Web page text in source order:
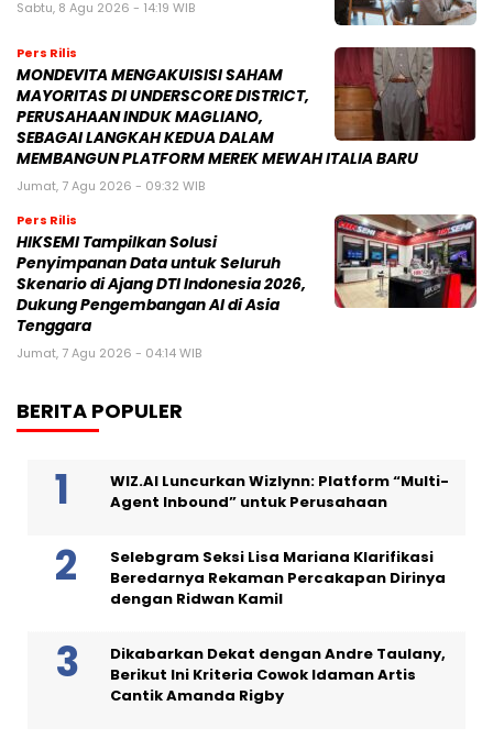
Sabtu, 8 Agu 2026 - 14:19 WIB
Pers Rilis
MONDEVITA MENGAKUISISI SAHAM
MAYORITAS DI UNDERSCORE DISTRICT,
PERUSAHAAN INDUK MAGLIANO,
SEBAGAI LANGKAH KEDUA DALAM
MEMBANGUN PLATFORM MEREK MEWAH ITALIA BARU
Jumat, 7 Agu 2026 - 09:32 WIB
Pers Rilis
HIKSEMI Tampilkan Solusi
Penyimpanan Data untuk Seluruh
Skenario di Ajang DTI Indonesia 2026,
Dukung Pengembangan AI di Asia
Tenggara
Jumat, 7 Agu 2026 - 04:14 WIB
BERITA POPULER
WIZ.AI Luncurkan Wizlynn: Platform “Multi-
Agent Inbound” untuk Perusahaan
Selebgram Seksi Lisa Mariana Klarifikasi
Beredarnya Rekaman Percakapan Dirinya
dengan Ridwan Kamil
Dikabarkan Dekat dengan Andre Taulany,
Berikut Ini Kriteria Cowok Idaman Artis
Cantik Amanda Rigby